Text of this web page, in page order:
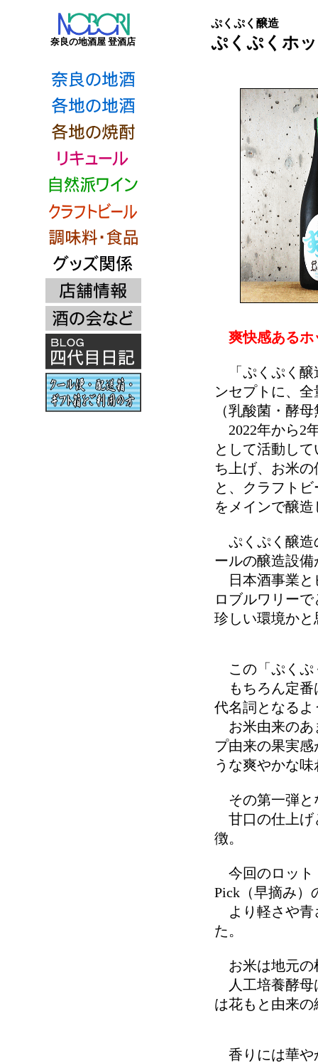
奈良の地酒屋 登酒店
ぷくぷく醸造
ぷくぷくホッ
爽快感あるホ
「ぷくぷく醸
ンセプトに、
（乳酸菌・酵
2022年から2
として活動し
ち上げ、お米
と、クラフト
をメインで醸
ぷくぷく醸造
ールの醸造設
日本酒事業と
ロブルワリー
珍しい環境かと
この「ぷくぷ
もちろん定番
代名詞となる
お米由来のあ
プ由来の果実
うな爽やかな
その第一弾と
甘口の仕上げ
徴。
今回のロット
Pick（早摘み）
より軽さや青
た。
お米は地元の
人工培養酵母
は花もと由来
香りには華や